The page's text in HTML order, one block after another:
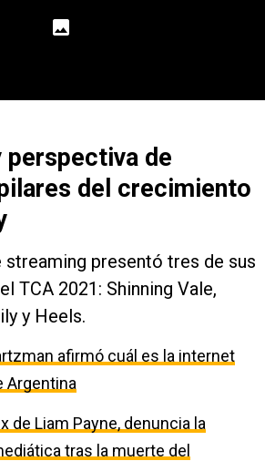
perspectiva de
del crecimiento
streaming presentó tres de sus
TCA 2021: Shinning Vale,
y Heels.
afirmó cuál es la internet
Argentina
de Liam Payne, denuncia la
tras la muerte del